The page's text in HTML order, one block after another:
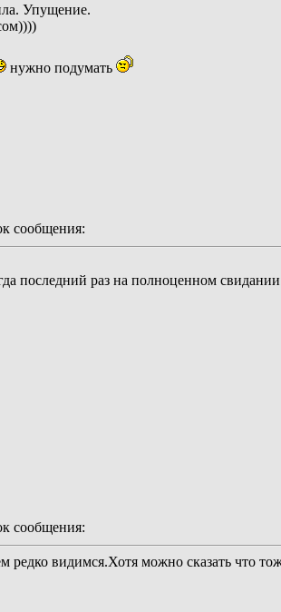
Упущение.
нужно подумать
сообщения:
последний раз на полноценном
сообщения:
видимся.Хотя можно сказать что